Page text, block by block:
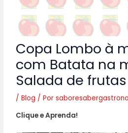
Copa Lombo à
com Batata na
Salada de
/Blog / Por
Clique e Aprenda!